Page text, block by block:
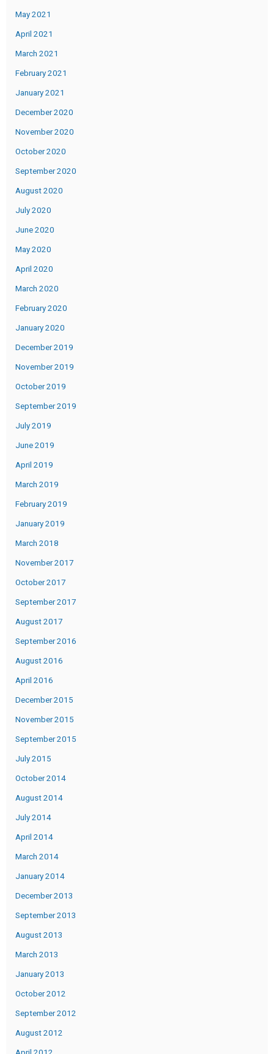
May 2021
April 2021
March 2021
February 2021
January 2021
December 2020
November 2020
October 2020
September 2020
August 2020
July 2020
June 2020
May 2020
April 2020
March 2020
February 2020
January 2020
December 2019
November 2019
October 2019
September 2019
July 2019
June 2019
April 2019
March 2019
February 2019
January 2019
March 2018
November 2017
October 2017
September 2017
August 2017
September 2016
August 2016
April 2016
December 2015
November 2015
September 2015
July 2015
October 2014
August 2014
July 2014
April 2014
March 2014
January 2014
December 2013
September 2013
August 2013
March 2013
January 2013
October 2012
September 2012
August 2012